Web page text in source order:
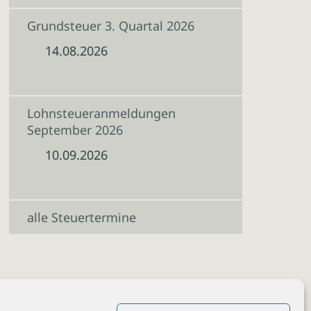
Grundsteuer 3. Quartal 2026
14.08.2026
Lohnsteueranmeldungen
September 2026
10.09.2026
alle Steuertermine